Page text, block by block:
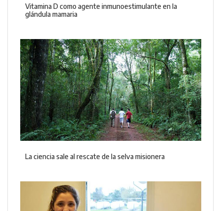
Vitamina D como agente inmunoestimulante en la
glándula mamaria
La ciencia sale al rescate de la selva misionera